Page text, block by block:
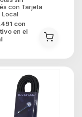
con
en el